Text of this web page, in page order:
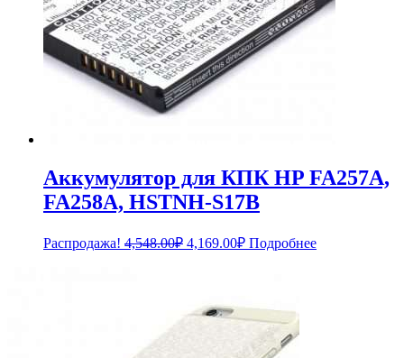
Аккумулятор для КПК HP FA257A,
FA258A, HSTNH-S17B
Распродажа! 4,548.00₽ Первоначальная
4,169.00₽Текущая
цена:
Подробнее